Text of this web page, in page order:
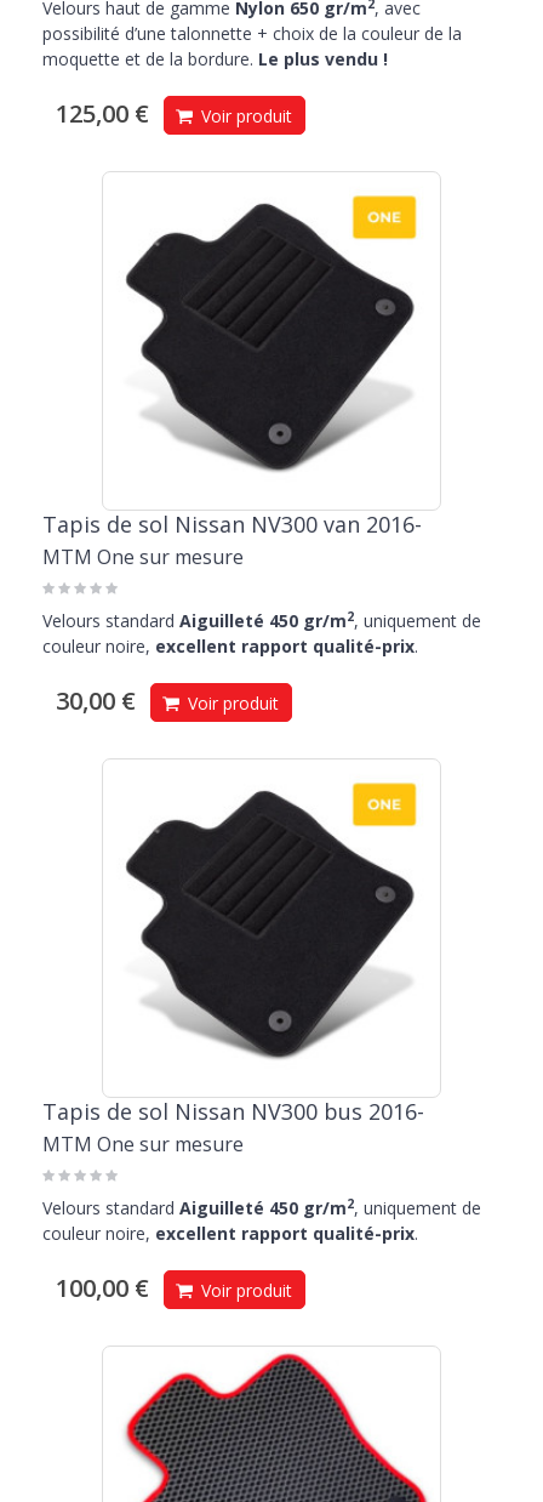
Velours haut de gamme Nylon 650 gr/m , avec
possibilité d’une talonnette + choix de la couleur de la
moquette et de la bordure. Le plus vendu !
125,00 € Voir produit
Tapis de sol Nissan NV300 van 2016-
MTM One sur mesure
Velours standard Aiguilleté 450 gr/m2, uniquement de
couleur noire, excellent rapport qualité-prix.
30,00 € Voir produit
Tapis de sol Nissan NV300 bus 2016-
MTM One sur mesure
Velours standard Aiguilleté 450 gr/m2, uniquement de
couleur noire, excellent rapport qualité-prix.
100,00 € Voir produit